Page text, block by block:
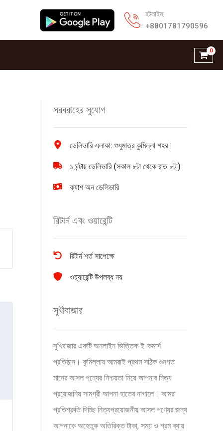
হটলাইন:
+8801781790596
সরবরাহের সুযোগ
ডেলিভারি এলাকা: শুধুমাত্র কুমিল্লা শহর।
১ ঘন্টায় ডেলিভারি (সকাল ৮টা থেকে রাত ৮টা)
ক্যাশ অন ডেলিভারি
রিটার্ন এবং ওয়ারেন্টি
রিটার্ন শর্ত সাপেক্ষে
ওয়্যারেন্টি উপলব্ধ নয়
সুখীবাজার
সুখিবাজার একটি অনলাইন ভিত্তিক ই-কমার্স
প্রতিষ্ঠান। কুমিল্লায় আমরাই প্রথম সঠিক গুনগত
মানের আসল পন্যের নিশ্চয়তা নিয়ে আপনার নিত্য
প্রয়োজনিয় সামগ্রী আপনা হাতের নাগালে। আমরা
প্রতিশ্রুতি দিচ্ছি নিত্যপ্রয়োজনীয় আসল পণ্যের জন্য
আপনাকে অহেতুক অতিরিক্ত টাকা, সময় ও শ্রম ব্যায়